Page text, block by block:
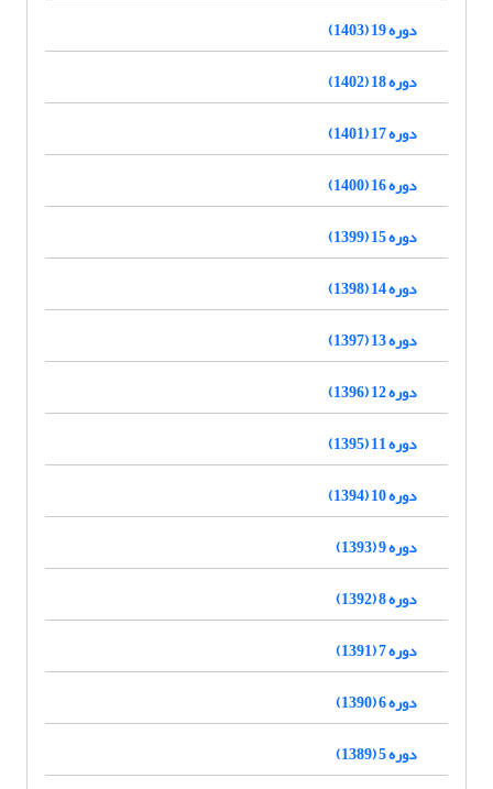
دوره 19 (1403)
دوره 18 (1402)
دوره 17 (1401)
دوره 16 (1400)
دوره 15 (1399)
دوره 14 (1398)
دوره 13 (1397)
دوره 12 (1396)
دوره 11 (1395)
دوره 10 (1394)
دوره 9 (1393)
دوره 8 (1392)
دوره 7 (1391)
دوره 6 (1390)
دوره 5 (1389)